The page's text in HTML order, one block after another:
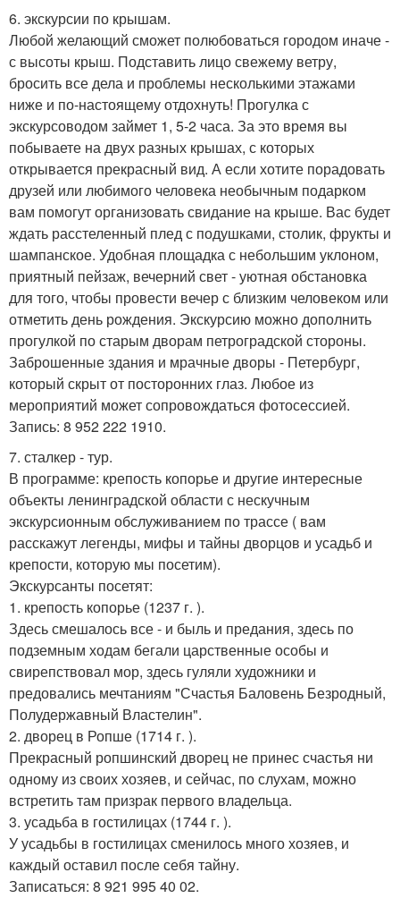
6. экскурсии по крышам.
Любой желающий сможет полюбоваться городом иначе -
с высоты крыш. Подставить лицо свежему ветру,
бросить все дела и проблемы несколькими этажами
ниже и по-настоящему отдохнуть! Прогулка с
экскурсоводом займет 1, 5-2 часа. За это время вы
побываете на двух разных крышах, с которых
открывается прекрасный вид. А если хотите порадовать
друзей или любимого человека необычным подарком
вам помогут организовать свидание на крыше. Вас будет
ждать расстеленный плед с подушками, столик, фрукты и
шампанское. Удобная площадка с небольшим уклоном,
приятный пейзаж, вечерний свет - уютная обстановка
для того, чтобы провести вечер с близким человеком или
отметить день рождения. Экскурсию можно дополнить
прогулкой по старым дворам петроградской стороны.
Заброшенные здания и мрачные дворы - Петербург,
который скрыт от посторонних глаз. Любое из
мероприятий может сопровождаться фотосессией.
Запись: 8 952 222 1910.
7. сталкер - тур.
В программе: крепость копорье и другие интересные
объекты ленинградской области с нескучным
экскурсионным обслуживанием по трассе ( вам
расскажут легенды, мифы и тайны дворцов и усадьб и
крепости, которую мы посетим).
Экскурсанты посетят:
1. крепость копорье (1237 г. ).
Здесь смешалось все - и быль и предания, здесь по
подземным ходам бегали царственные особы и
свирепствовал мор, здесь гуляли художники и
предовались мечтаниям "Счастья Баловень Безродный,
Полудержавный Властелин".
2. дворец в Ропше (1714 г. ).
Прекрасный ропшинский дворец не принес счастья ни
одному из своих хозяев, и сейчас, по слухам, можно
встретить там призрак первого владельца.
3. усадьба в гостилицах (1744 г. ).
У усадьбы в гостилицах сменилось много хозяев, и
каждый оставил после себя тайну.
Записаться: 8 921 995 40 02.